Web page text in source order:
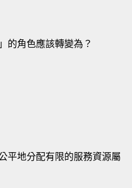
的角色應該轉變為？
平地分配有限的服務資源屬